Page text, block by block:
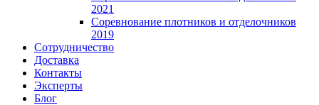
2021
Соревнование плотников и отделочников
2019
Сотрудничество
Доставка
Контакты
Эксперты
Блог